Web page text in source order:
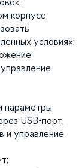
корпусе,
условиях;
параметры
USB-порт,
и управление